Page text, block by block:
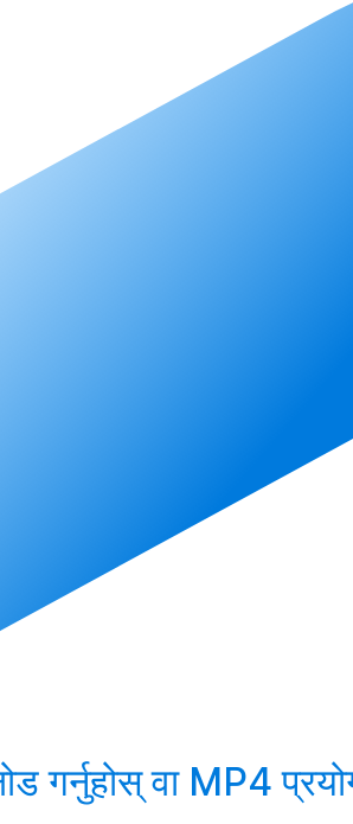
गर्नुहोस्वा MP4